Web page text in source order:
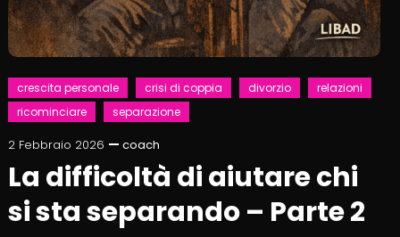
crescita personale crisi di coppia divorzio
relazioni
ricominciare
separazione
2 Febbraio 2026 coach
La difficoltà di aiutare chi
si sta separando – Parte 2